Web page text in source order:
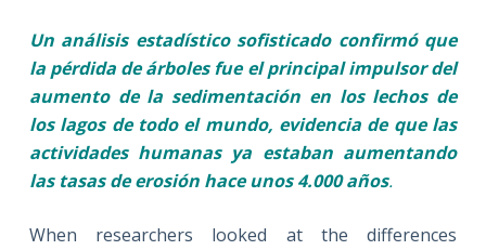
Un análisis estadístico sofisticado confirmó que
la pérdida de árboles fue el principal impulsor del
aumento de la sedimentación en los lechos de
los lagos de todo el mundo, evidencia de que las
actividades humanas ya estaban aumentando
las tasas de erosión hace unos 4.000 años.
When researchers looked at the differences